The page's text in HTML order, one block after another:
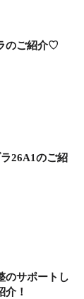
のご紹介♡
26A1のご紹
のサポートし
介！